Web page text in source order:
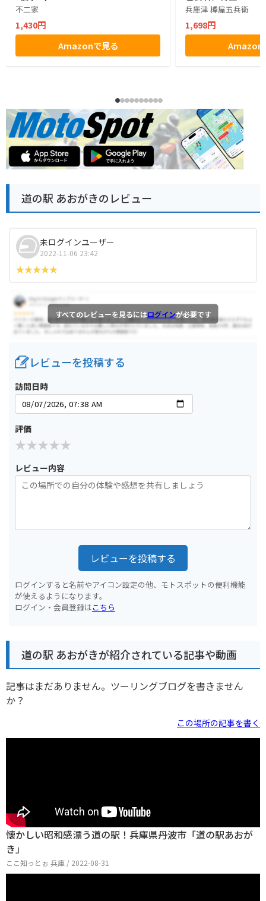
不二家
1,430円
Amazonで見る
兵庫津 樽屋五兵衛
1,698円
Amazon
道の駅 あおがきのレビュー
未ログインユーザー
2022-11-06 23:42
すべてのレビューを見るにはログインが必要です
レビューを投稿する
訪問日時
評価
レビュー内容
レビューを投稿する
ログインすると名前やアイコン設定の他、モトスポットの便利機能
が使えるようになります。
ログイン・会員登録はこちら
道の駅 あおがきが紹介されている記事や動画
記事はまだありません。ツーリングブログを書きません
か？
この場所の記事を書く
懐かしい昭和感漂う道の駅！兵庫県丹波市「道の駅あおが
き」
ここ知っとぉ 兵庫 / 2022-08-31